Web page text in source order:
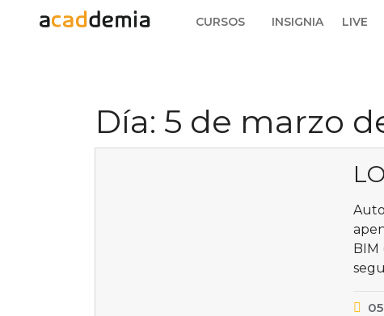
CURSOS INSIGNIA LIVE
Día: 5 de marzo
BIM
05